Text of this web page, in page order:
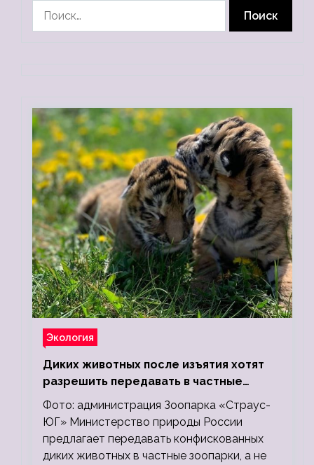
Экология
Диких животных после изъятия хотят
разрешить передавать в частные
зоопарки
Фото: администрация Зоопарка «Страус-
ЮГ» Министерство природы России
предлагает передавать конфискованных
диких животных в частные зоопарки, а не